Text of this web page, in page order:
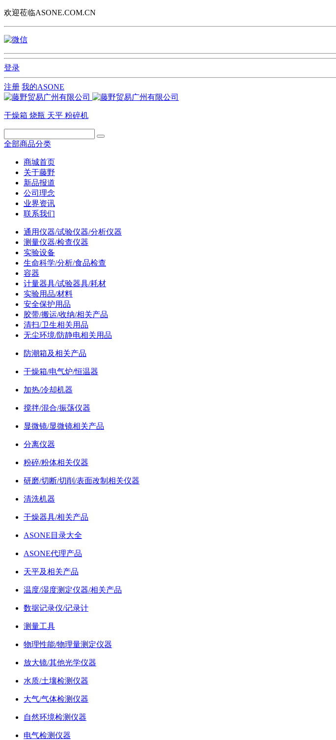
欢迎莅临ASONE.COM.CN
登录
注册 我的ASONE
干燥箱 烧瓶 天平 粉碎机
全部商品分类
商城首页
关于藤野
新品报道
公司理念
业界资讯
联系我们
通用仪器/试验仪器/分析仪器
测量仪器/检查仪器
实验设备
生命科学/分析/食品检查
容器
计量器具/试验器具/耗材
实验用品/材料
安全保护用品
胶带/搬运/收纳/相关产品
清扫/卫生相关用品
无尘环境/防静电相关用品
防潮箱及相关产品
干燥箱/电气炉/恒温器
加热/冷却机器
搅拌/混合/振荡仪器
显微镜/显微镜相关产品
分离仪器
粉碎/粉体相关仪器
研磨/切断/切削/表面改制相关仪器
清洗机器
干燥器具/相关产品
ASONE目录大全
ASONE代理产品
天平及相关产品
温度/湿度测定仪器/相关产品
数据记录仪/记录计
测量工具
物理性能/物理量测定仪器
放大镜/其他光学仪器
水质/土壤检测仪器
大气/气体检测仪器
自然环境检测仪器
电气检测仪器